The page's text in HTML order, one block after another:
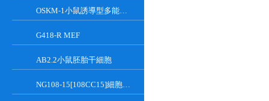
OSKM-1小鼠誘導型多能干細胞
G418-R MEF
AB2.2小鼠胚胎干細胞
NG108-15[108CC15]細胞系|小鼠神經母瘤與大鼠膠質瘤之融合細胞